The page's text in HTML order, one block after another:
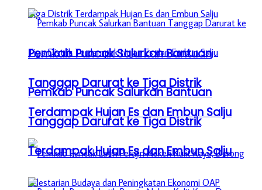
Pemkab Puncak Salurkan Bantuan
Tanggap Darurat ke Tiga Distrik
Terdampak Hujan Es dan Embun Salju
Pemkab Puncak Salurkan Bantuan
Tanggap Darurat ke Tiga Distrik
Terdampak Hujan Es dan Embun Salju